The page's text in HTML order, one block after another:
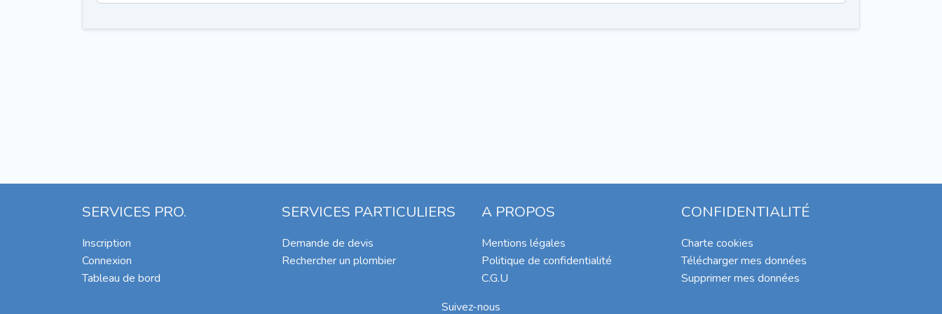
SERVICES PRO.
Inscription
Connexion
Tableau de bord
SERVICES PARTICULIERS
Demande de devis
Rechercher un plombier
A PROPOS
Mentions légales
Politique de confidentialité
C.G.U
CONFIDENTIALITÉ
Charte cookies
Télécharger mes données
Supprimer mes données
Suivez-nous